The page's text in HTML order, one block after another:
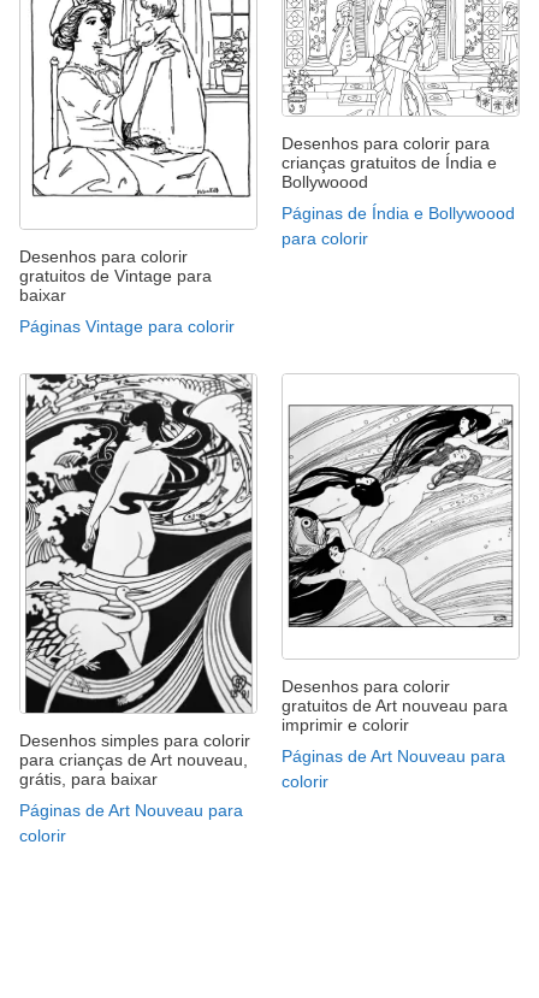
Desenhos para colorir
gratuitos de Vintage para
baixar
Páginas Vintage para colorir
Desenhos para colorir para
crianças gratuitos de Índia e
Bollywoood
Páginas de Índia e Bollywoood
para colorir
Desenhos simples para colorir
para crianças de Art nouveau,
grátis, para baixar
Páginas de Art Nouveau para
colorir
Desenhos para colorir
gratuitos de Art nouveau para
imprimir e colorir
Páginas de Art Nouveau para
colorir